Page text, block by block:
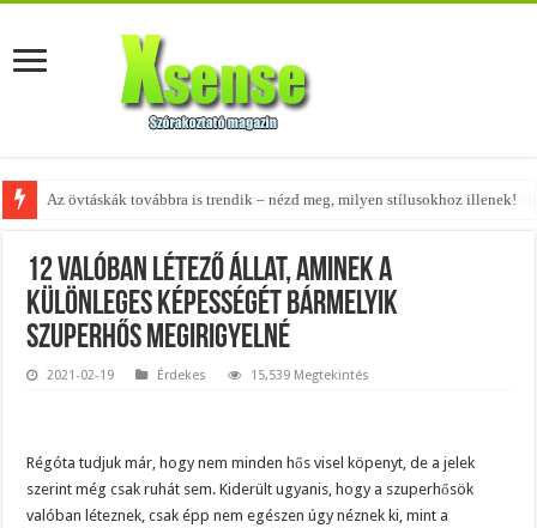
Az övtáskák továbbra is trendik – nézd meg, milyen stílusokhoz illenek!
12 valóban létező állat, aminek a
különleges képességét bármelyik
szuperhős megirigyelné
2021-02-19 Érdekes 15,539 Megtekintés
Régóta tudjuk már, hogy nem minden hős visel köpenyt, de a jelek
szerint még csak ruhát sem. Kiderült ugyanis, hogy a szuperhősök
valóban léteznek, csak épp nem egészen úgy néznek ki, mint a